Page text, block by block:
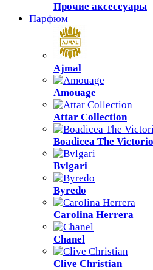
Прочие аксессуары
Парфюм
Ajmal
Amouage
Attar Collection
Boadicea The
Bvlgari
Byredo
Carolina Herrera
Chanel
Clive Christian